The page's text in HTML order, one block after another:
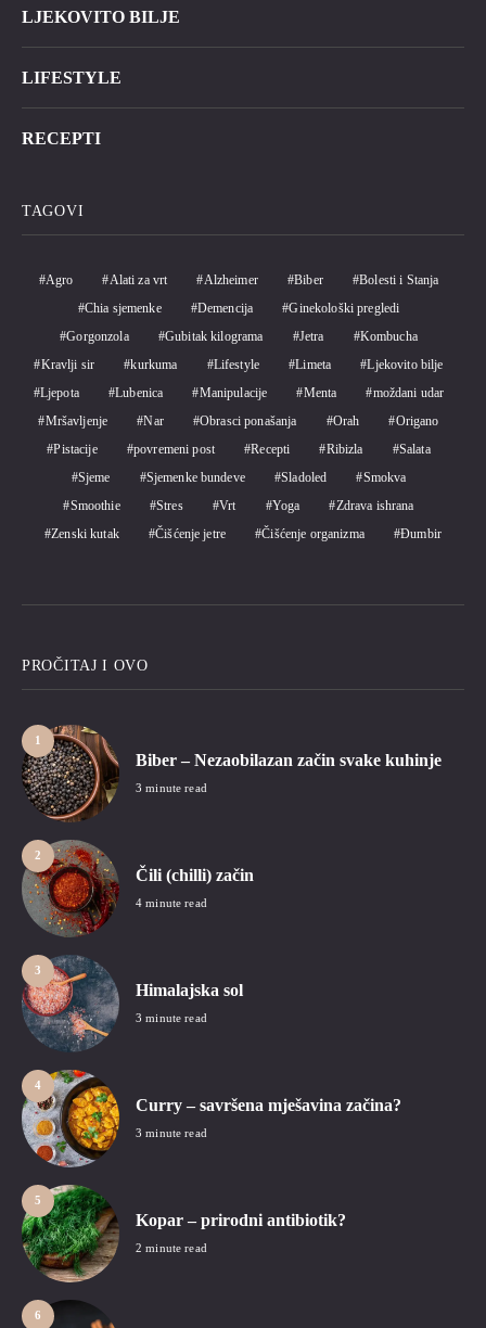
LJEKOVITO BILJE
LIFESTYLE
RECEPTI
TAGOVI
Agro Alati za vrt Alzheimer Biber
Bolesti i Stanja
Chia sjemenke
Demencija
Ginekološki pregledi
Gorgonzola
Gubitak kilograma Jetra
Kombucha
Kravlji sir
kurkuma Lifestyle Limeta
Ljekovito bilje
Ljepota
Lubenica Manipulacije Menta
moždani udar
Mršavljenje
Nar Obrasci ponašanja Orah
Origano
Pistacije
povremeni post Recepti Ribizla
Salata
Sjeme
Sjemenke bundeve Sladoled
Smokva
Smoothie
Stres Vrt Yoga
Zdrava ishrana
Zenski kutak
Čišćenje jetre Čišćenje organizma Đumbir
PROČITAJ I OVO
1
Biber – Nezaobilazan začin svake kuhinje
3 minute read
2
Čili (chilli) začin
4 minute read
3
Himalajska sol
3 minute read
4
Curry – savršena mješavina začina?
3 minute read
5
Kopar – prirodni antibiotik?
2 minute read
6